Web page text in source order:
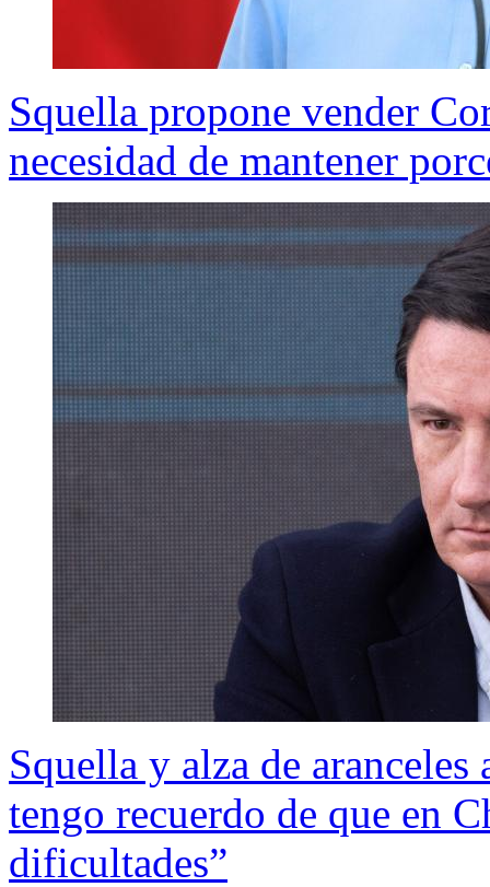
Squella propone vender
necesidad de mantener
Squella y alza de
tengo recuerdo de que en
dificultades”